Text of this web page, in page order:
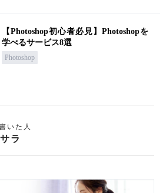
【Photoshop初心者必見】Photoshopを
学べるサービス8選
Photoshop
いた人
ラ